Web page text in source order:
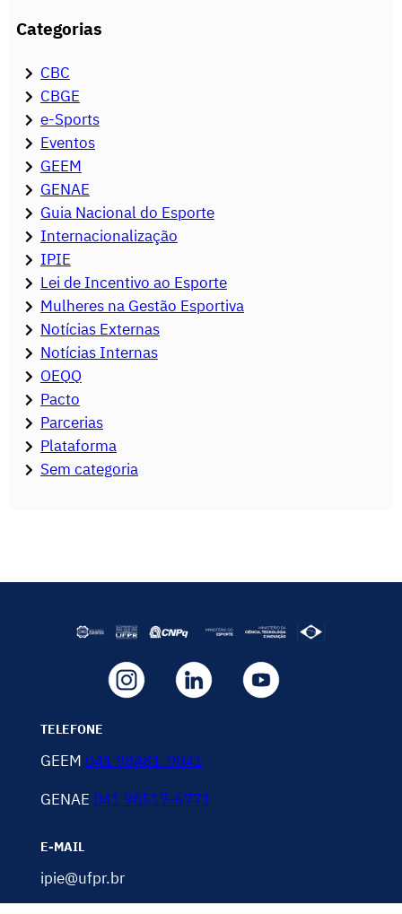
Categorias
CBC
CBGE
e-Sports
Eventos
GEEM
GENAE
Guia Nacional do Esporte
Internacionalização
IPIE
Lei de Incentivo ao Esporte
Mulheres na Gestão Esportiva
Notícias Externas
Notícias Internas
OEQQ
Pacto
Parcerias
Plataforma
Sem categoria
TELEFONE
GEEM 041 98481-9041
GENAE 041 98517-6771
E-MAIL
ipie@ufpr.br